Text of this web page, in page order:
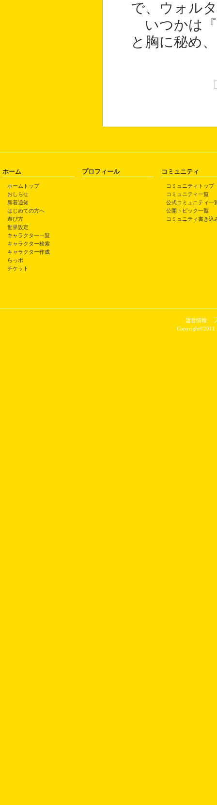
で、ウォル
いつかは『
と胸に秘め
ホーム
ホームトップ
おしらせ
新着通知
はじめての方へ
遊び方
世界設定
キャラクター一覧
キャラクター検索
キャラクター作成
らっポ
チケット
プロフィール コミュニティ
コミュニティトップ
コミュニティ一覧
公式コミュニティ一
公開トピック一覧
コミュニティ書き込
運営情報
Copyright©2011